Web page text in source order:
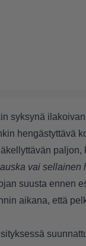
syksynä
hengästyttävä
paljon,
vai sellainen
suusta ennen
aikana, että